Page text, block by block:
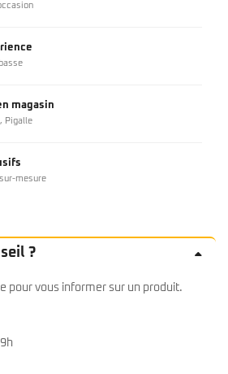
magasin
Pigalle
mesure
?
pour vous informer sur un produit.